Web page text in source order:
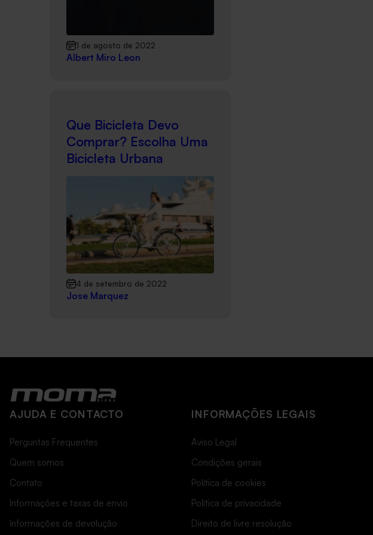
1 de agosto de 2022
Albert Miro Leon
Que Bicicleta Devo
Comprar? Escolha Uma
Bicicleta Urbana
4 de setembro de 2022
Jose Marquez
AJUDA E CONTACTO
Perguntas Frequentes
Quem somos
Contato
Informações e taxas de envio
Informações de devolução
INFORMAÇÕES LEGAIS
Aviso Legal
Condições gerais
Política de cookies
Política de privacidade
Direito de livre resolução